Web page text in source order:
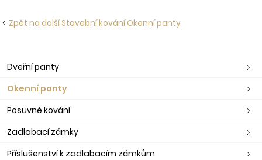
Zpět na další Stavební kování Okenní panty
Dveřní panty
Okenní panty
Posuvné kování
Zadlabací zámky
Příslušenství k zadlabacím zámkům